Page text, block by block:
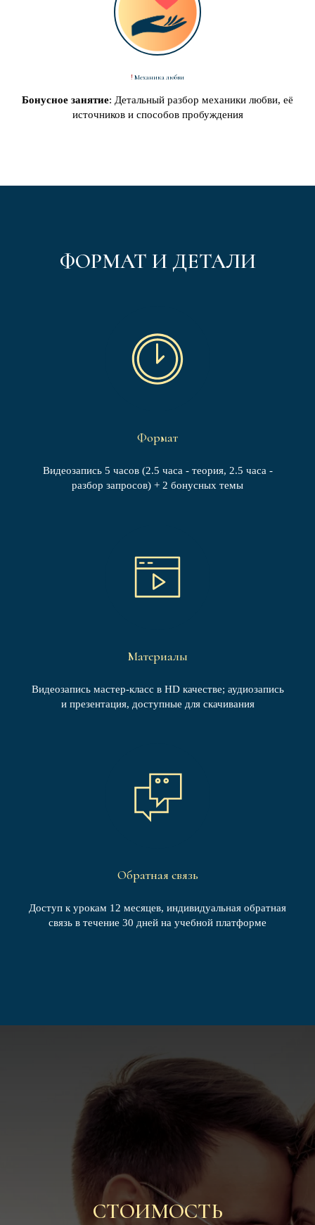
!Механика любви
Бонусное занятие: Детальный разбор механики любви, её
источников и способов пробуждения
ФОРМАТ И ДЕТАЛИ
Формат
Видеозапись 5 часов (2.5 часа - теория, 2.5 часа -
разбор запросов) + 2 бонусных темы
Материалы
Видеозапись мастер-класс в HD качестве; аудиозапись
и презентация, доступные для скачивания
Обратная связь
Доступ к урокам 12 месяцев, индивидуальная обратная
связь в течение 30 дней на учебной платформе
СТОИМОСТЬ